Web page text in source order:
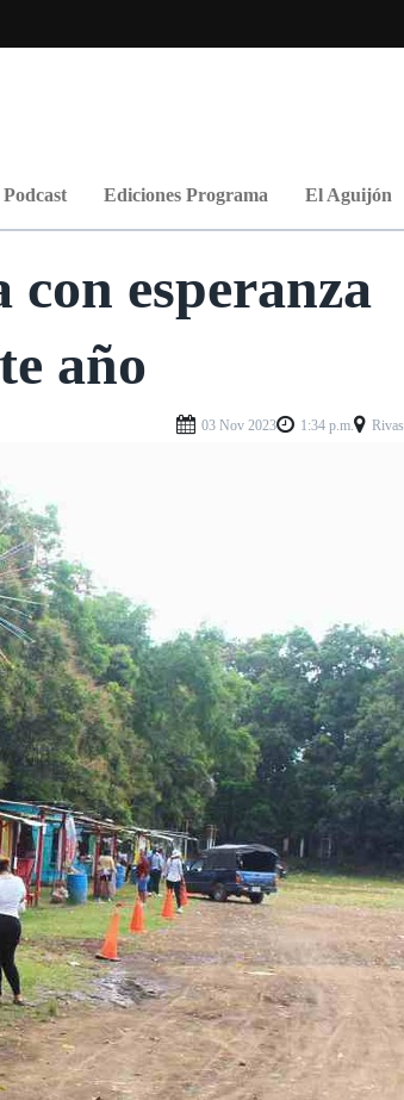
Podcast Ediciones Programa El Aguijón
esperanza
año
03 Nov 2023 1:34 p.m. Rivas